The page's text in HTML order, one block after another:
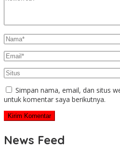
Simpan nama, email, dan situs
untuk komentar saya berikutnya.
News Feed